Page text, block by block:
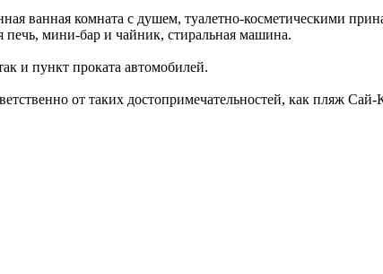
ванная комната с душем, туалетно-косметическими
печь, мини-бар и чайник, стиральная машина.
и пункт проката автомобилей.
от таких достопримечательностей, как пляж